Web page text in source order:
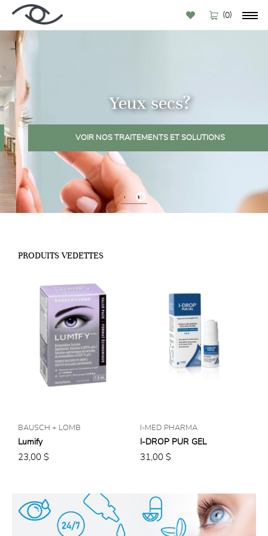
(0)
Yeux secs?
VOIR NOS TRAITEMENTS ET SOLUTIONS
1 2
PRODUITS VEDETTES
BAUSCH + LOMB
Lumify
23,00 $
I-MED PHARMA
I-DROP PUR GEL
31,00 $